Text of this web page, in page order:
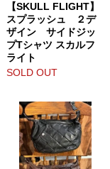
【SKULL FLIGHT】
スプラッシュ ２デ
ザイン サイドジッ
プTシャツ スカルフ
ライト
SOLD OUT